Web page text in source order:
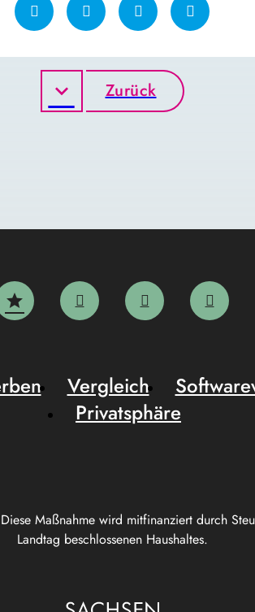
Zurück
Maßnahme wird mitfinanziert durch
Landtag beschlossenen Haushaltes.
Vergleich
Privatsphäre